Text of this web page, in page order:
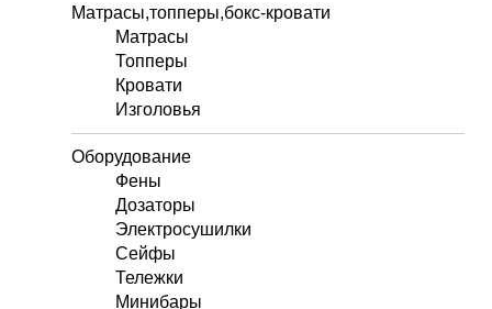
Матрасы,топперы,бокс-кровати
Матрасы
Топперы
Кровати
Изголовья
Оборудование
Фены
Дозаторы
Электросушилки
Сейфы
Тележки
Минибары